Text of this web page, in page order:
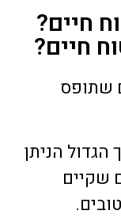
חיים?
חיים?
שתופס
הניתן
שקיים